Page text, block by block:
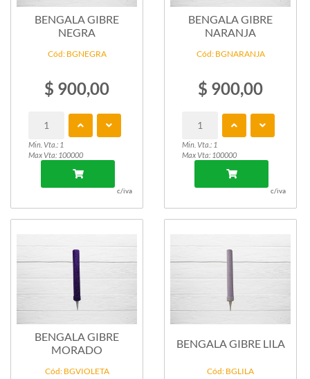
BENGALA GIBRE
NEGRA
Cód: BGNEGRA
$ 900,00
Min. Vta.: 1
Max Vta: 100000
c/iva
BENGALA GIBRE
NARANJA
Cód: BGNARANJA
$ 900,00
Min. Vta.: 1
Max Vta: 100000
c/iva
BENGALA GIBRE
MORADO
Cód: BGVIOLETA
BENGALA GIBRE LILA
Cód: BGLILA